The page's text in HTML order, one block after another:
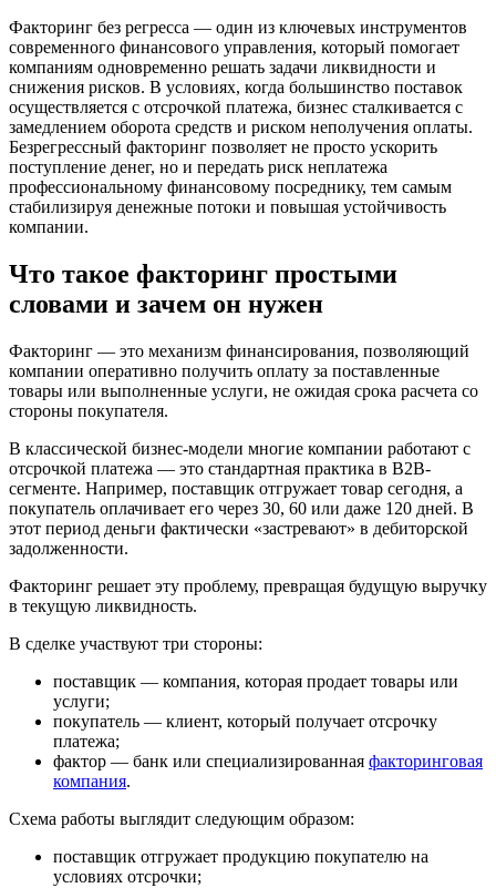
Факторинг без регресса — один из ключевых инструментов
современного финансового управления, который помогает
компаниям одновременно решать задачи ликвидности и
снижения рисков. В условиях, когда большинство поставок
осуществляется с отсрочкой платежа, бизнес сталкивается с
замедлением оборота средств и риском неполучения оплаты.
Безрегрессный факторинг позволяет не просто ускорить
поступление денег, но и передать риск неплатежа
профессиональному финансовому посреднику, тем самым
стабилизируя денежные потоки и повышая устойчивость
компании.
Что такое факторинг простыми
словами и зачем он нужен
Факторинг — это механизм финансирования, позволяющий
компании оперативно получить оплату за поставленные
товары или выполненные услуги, не ожидая срока расчета со
стороны покупателя.
В классической бизнес-модели многие компании работают с
отсрочкой платежа — это стандартная практика в B2B-
сегменте. Например, поставщик отгружает товар сегодня, а
покупатель оплачивает его через 30, 60 или даже 120 дней. В
этот период деньги фактически «застревают» в дебиторской
задолженности.
Факторинг решает эту проблему, превращая будущую выручку
в текущую ликвидность.
В сделке участвуют три стороны:
поставщик — компания, которая продает товары или
услуги;
покупатель — клиент, который получает отсрочку
платежа;
фактор — банк или специализированная факторинговая
компания.
Схема работы выглядит следующим образом:
поставщик отгружает продукцию покупателю на
условиях отсрочки;